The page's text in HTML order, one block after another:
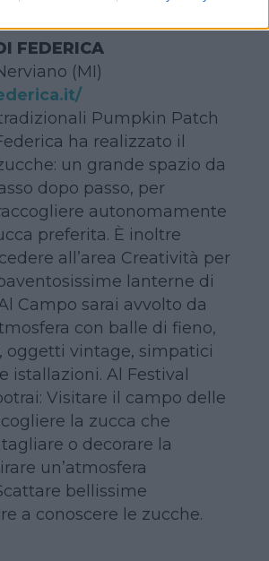
FEDERICA
(MI)
Pumpkin Patch
ha realizzato il
un grande spazio da
dopo passo, per
autonomamente
preferita. È inoltre
all’area Creatività per
lanterne di
Campo sarai avvolto da
con balle di fieno,
oggetti vintage, simpatici
istallazioni. Al Festival
Visitare il campo delle
la zucca che
o decorare la
un’atmosfera
bellissime
a conoscere le zucche.